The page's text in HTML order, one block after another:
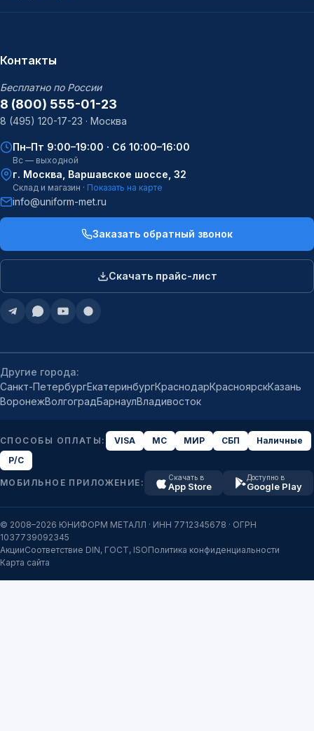
Контакты
Бесплатно по России
8 (800) 555-01-23
8 (495) 120-17-23 · Москва
Пн–Пт 9:00–19:00 · Сб 10:00–16:00
Вс — выходной
г. Москва, Варшавское шоссе, 32
Склад и магазин · Показать на карте
info@uniform-met.ru
Заказать обратный звонок
Скачать прайс-лист
Другие города:
Санкт-ПетербургЕкатеринбургКраснодарКрасноярскКазань
ВоронежВолгоградБарнаулВладивосток
СПОСОБЫ ОПЛАТЫ: VISA MC МИР СБП
Наличные
Р/С
МОБИЛЬНОЕ ПРИЛОЖЕНИЕ: Скачать в
App Store
Доступно в
Google Play
© 2008–2026 ЮНИФОРМ МЕТАЛЛ · ИНН 7712345678 · ОГРН
1037739092345
АкцииСоответствие DIN, ГОСТ, ISOПолитика конфиденциальности
Карта сайта